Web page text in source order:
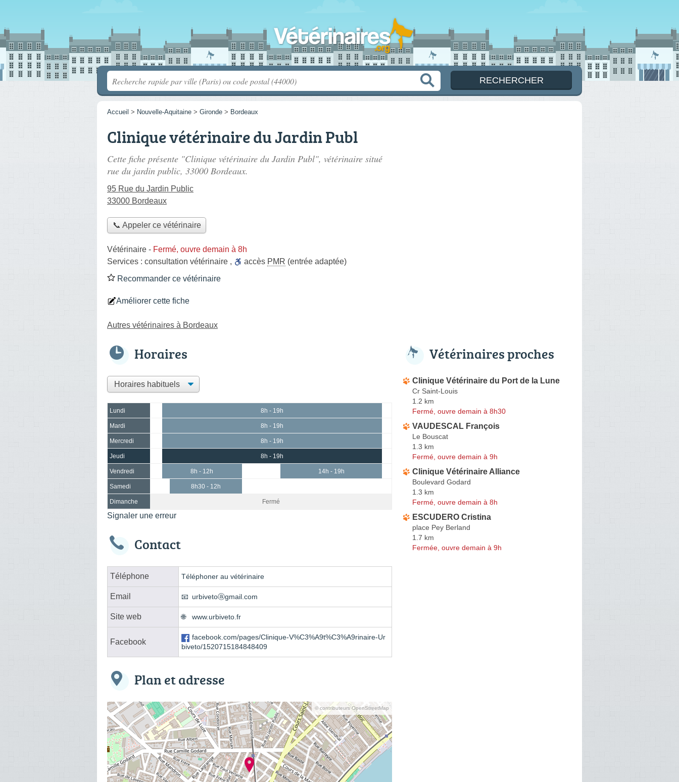
Accueil > Nouvelle-Aquitaine > Gironde > Bordeaux
Clinique vétérinaire du Jardin Publ
Cette fiche présente "Clinique vétérinaire du Jardin Publ", vétérinaire situé
rue du jardin public, 33000 Bordeaux.
95 Rue du Jardin Public
33000 Bordeaux
📞 Appeler ce vétérinaire
Vétérinaire - Fermé, ouvre demain à 8h
Services : consultation vétérinaire , accès PMR (entrée adaptée)
Recommander ce vétérinaire
Améliorer cette fiche
Autres vétérinaires à Bordeaux
Horaires
Lundi 8h - 19h
Mardi 8h - 19h
Mercredi 8h - 19h
Jeudi 8h - 19h
Vendredi 8h - 12h 14h - 19h
Samedi 8h30 - 12h
Dimanche Fermé
Signaler une erreur
Contact
Téléphone Téléphoner au vétérinaire
Email urbivetoⓐgmail.com
Site web www.urbiveto.fr
Facebook
facebook.com/pages/Clinique-V%C3%A9t%C3%A9rinaire-Ur
biveto/1520715184848409
Plan et adresse
© contributeurs OpenStreetMap
Vétérinaires proches
Clinique Vétérinaire du Port de la Lune
Cr Saint-Louis
1.2 km
Fermé, ouvre demain à 8h30
VAUDESCAL François
Le Bouscat
1.3 km
Fermé, ouvre demain à 9h
Clinique Vétérinaire Alliance
Boulevard Godard
1.3 km
Fermé, ouvre demain à 8h
ESCUDERO Cristina
place Pey Berland
1.7 km
Fermée, ouvre demain à 9h